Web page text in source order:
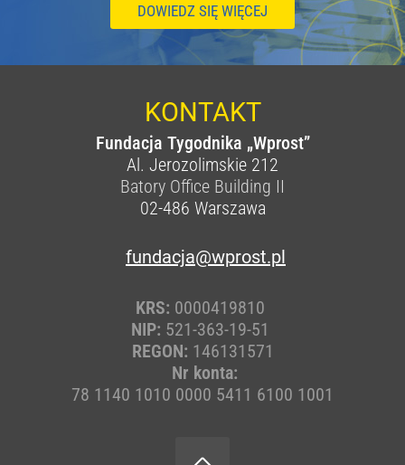
DOWIEDZ SIĘ WIĘCEJ
KONTAKT
Fundacja Tygodnika „Wprost”
Al. Jerozolimskie 212
Batory Office Building II
02-486 Warszawa
fundacja@wprost.pl
KRS: 0000419810
NIP: 521-363-19-51
REGON: 146131571
Nr konta:
78 1140 1010 0000 5411 6100 1001